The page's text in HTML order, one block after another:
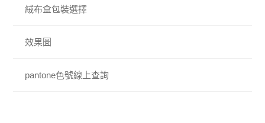
絨布盒包裝選擇
效果圖
pantone色號線上查詢